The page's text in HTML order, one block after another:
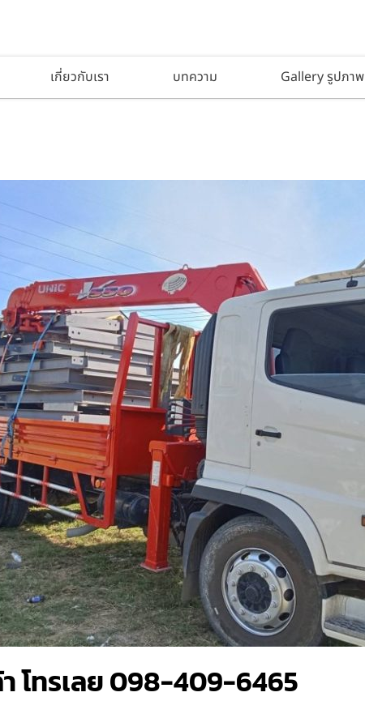
เกี่ยวกับเรา บทความ Gallery รูปภาพ
โทรเลย 098-409-6465